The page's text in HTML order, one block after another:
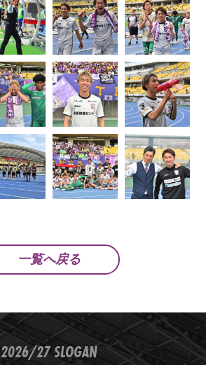
一覧へ戻る
2026/27 SLOGAN